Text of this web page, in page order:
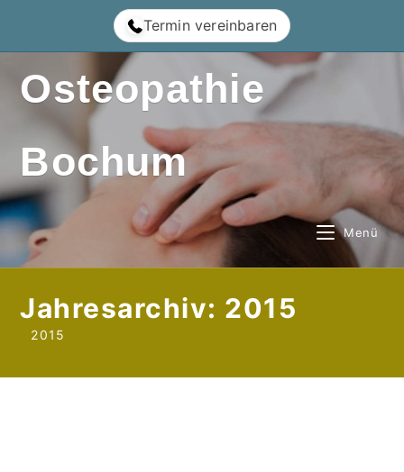
springen
Termin vereinbaren
Osteopathie
Bochum
Menü
Jahresarchiv: 2015
2015